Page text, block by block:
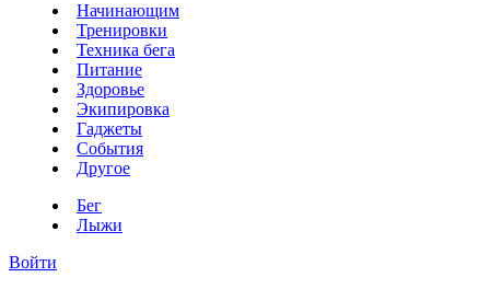
Начинающим
Тренировки
Техника бега
Питание
Здоровье
Экипировка
Гаджеты
События
Другое
Бег
Лыжи
Войти